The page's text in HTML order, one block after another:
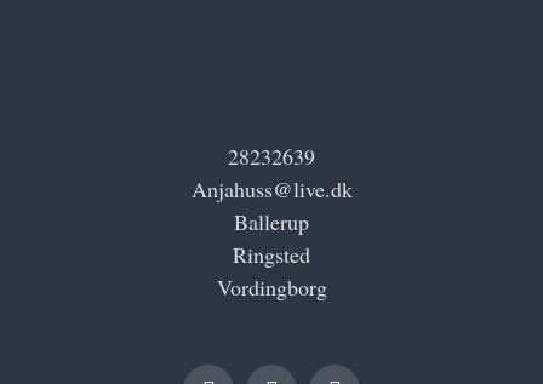
28232639
Anjahuss@live.dk
Ballerup
Ringsted
Vordingborg